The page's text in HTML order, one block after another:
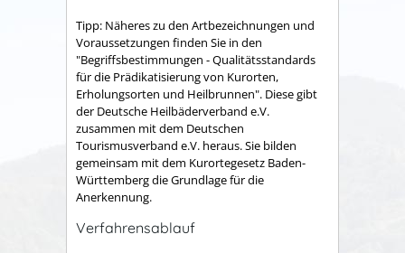
Tipp: Näheres zu den Artbezeichnungen und
Voraussetzungen finden Sie in den
"Begriffsbestimmungen - Qualitätsstandards
für die Prädikatisierung von Kurorten,
Erholungsorten und Heilbrunnen". Diese gibt
der Deutsche Heilbäderverband e.V.
zusammen mit dem Deutschen
Tourismusverband e.V. heraus. Sie bilden
gemeinsam mit dem Kurortegesetz Baden-
Württemberg die Grundlage für die
Anerkennung.
Verfahrensablauf